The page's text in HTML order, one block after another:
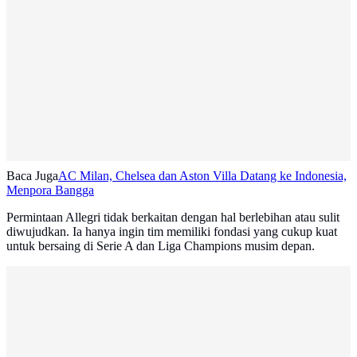
Baca JugaAC Milan, Chelsea dan Aston Villa Datang ke Indonesia,
Menpora Bangga
Permintaan Allegri tidak berkaitan dengan hal berlebihan atau sulit
diwujudkan. Ia hanya ingin tim memiliki fondasi yang cukup kuat
untuk bersaing di Serie A dan Liga Champions musim depan.